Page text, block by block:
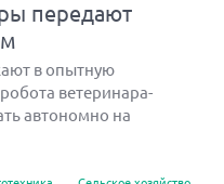
передают
в опытную
ветеринара-
автономно на